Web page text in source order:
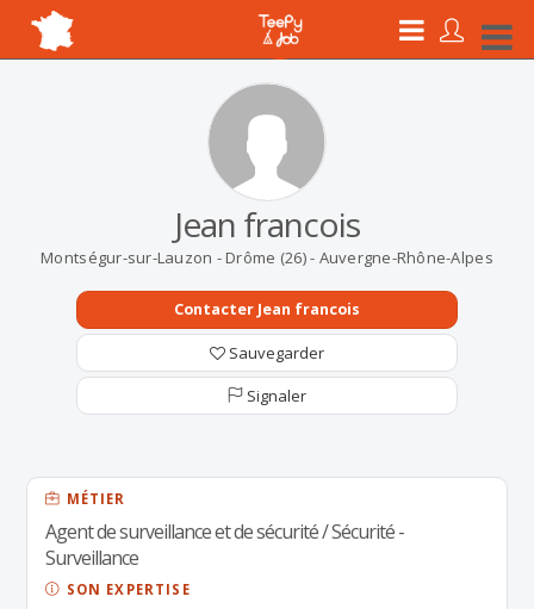
Jean francois
Montségur-sur-Lauzon - Drôme (26) - Auvergne-Rhône-Alpes
Contacter Jean francois
Sauvegarder
Signaler
MÉTIER
Agent de surveillance et de sécurité / Sécurité -
Surveillance
SON EXPERTISE